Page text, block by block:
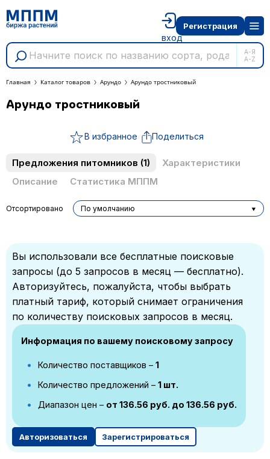
А-Я
A-Z
вход
Регистрация
Главная Каталог товаров Арундо Арундо тростниковый
Арундо тростниковый
В избранное Поделиться
Предложения питомников (1)
Характеристики
Описание
Статистика МППМ
Отсортировано По умолчанию
Вы использовали все бесплатные поисковые
запросы (до 5 запросов в месяц — бесплатно).
Авторизуйтесь, пожалуйста, чтобы выбрать
платный тариф, который снимает ограничения
по количеству поисковых запросов в месяц.
Информация по вашему поисковому запросу
Количество поставщиков – 1
Количество предложений – 1 шт.
Диапазон цен – от 136.56 руб. до 136.56 руб.
Авторизоваться Зарегистрироваться